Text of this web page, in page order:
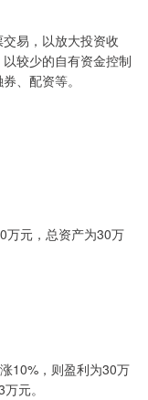
易，以放大投资收
较少的自有资金控制
、配资等。
万元，总资产为30万
10%，则盈利为30万
元。